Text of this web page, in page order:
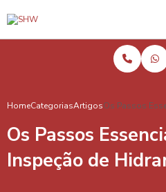
HomeCategoriasArtigosOs Passos
Os Passos
Inspeção de